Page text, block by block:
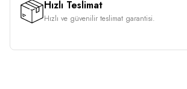
Hızlı Teslimat
Hızlı ve güvenilir teslimat garantisi.